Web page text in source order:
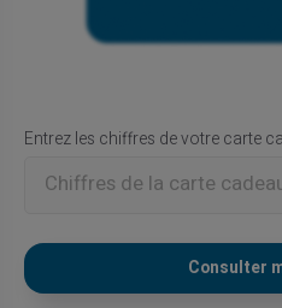
Entrez les chiffres de votre carte